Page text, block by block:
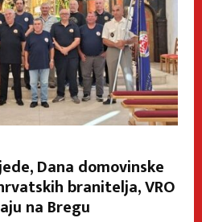
Dana domovinske
branitelja, VRO
na Bregu